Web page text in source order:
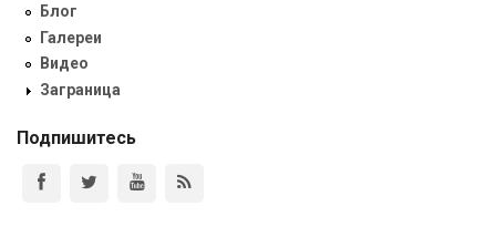
Блог
Галереи
Видео
Заграница
Подпишитесь